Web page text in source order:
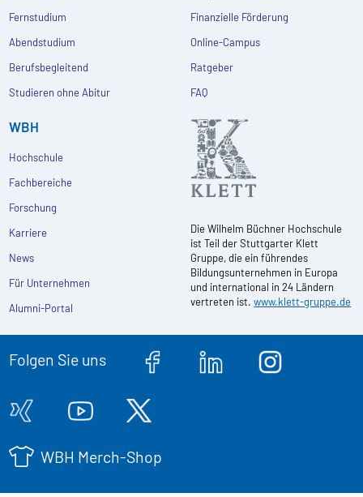
Fernstudium
Abendstudium
Berufsbegleitend
Studieren ohne Abitur
Finanzielle Förderung
Online-Campus
Ratgeber
FAQ
WBH
Hochschule
Fachbereiche
Forschung
Karriere
News
Für Unternehmen
Alumni-Portal
Die Wilhelm Büchner Hochschule
ist Teil der Stuttgarter Klett
Gruppe, die ein führendes
Bildungsunternehmen in Europa
und international in 24 Ländern
vertreten ist.www.klett-gruppe.de
Folgen Sie uns
WBH Merch-Shop